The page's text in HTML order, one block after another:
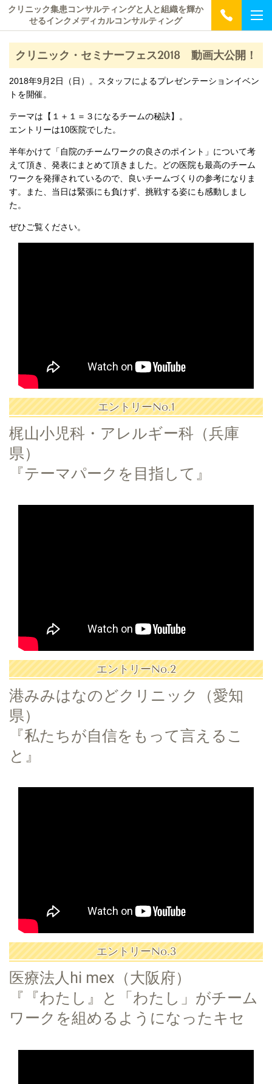
クリニック集患コンサルティングと人と組織を輝か
せるインクメディカルコンサルティング
クリニック・セミナーフェス2018 動画大公開！
2018年9月2日（日）。スタッフによるプレゼンテーションイベン
トを開催。
テーマは【１＋１＝３になるチームの秘訣】。
エントリーは10医院でした。
半年かけて「自院のチームワークの良さのポイント」について考
えて頂き、発表にまとめて頂きました。どの医院も最高のチーム
ワークを発揮されているので、良いチームづくりの参考になりま
す。また、当日は緊張にも負けず、挑戦する姿にも感動しまし
た。
ぜひご覧ください。
エントリーNo.1
梶山小児科・アレルギー科（兵庫
県）
『テーマパークを目指して』
エントリーNo.2
港みみはなのどクリニック（愛知
県）
『私たちが自信をもって言えるこ
と』
エントリーNo.3
医療法人hi mex（大阪府）
『『わたし』と「わたし」がチーム
ワークを組めるようになったキセ